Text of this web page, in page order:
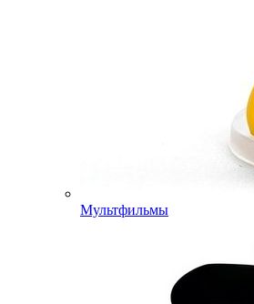
Мультфильмы